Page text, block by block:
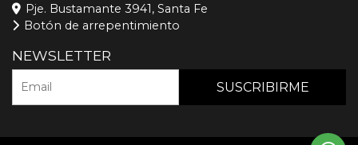
Pje. Bustamante 3941, Santa Fe
Botón de arrepentimiento
NEWSLETTER
SUSCRIBIRME